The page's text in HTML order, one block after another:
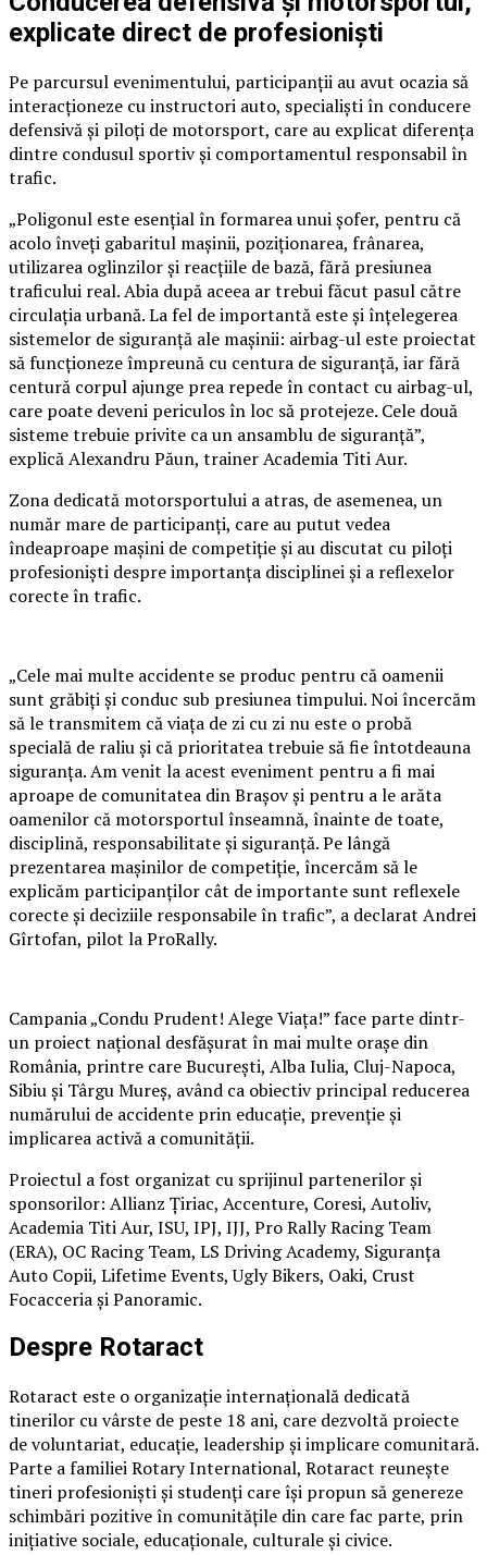
explicate direct de profesioniști
Pe parcursul evenimentului, participanții au avut ocazia să
interacționeze cu instructori auto, specialiști în conducere
defensivă și piloți de motorsport, care au explicat diferența
dintre condusul sportiv și comportamentul responsabil în
trafic.
„Poligonul este esențial în formarea unui șofer, pentru că
acolo înveți gabaritul mașinii, poziționarea, frânarea,
utilizarea oglinzilor și reacțiile de bază, fără presiunea
traficului real. Abia după aceea ar trebui făcut pasul către
circulația urbană. La fel de importantă este și înțelegerea
sistemelor de siguranță ale mașinii: airbag-ul este proiectat
să funcționeze împreună cu centura de siguranță, iar fără
centură corpul ajunge prea repede în contact cu airbag-ul,
care poate deveni periculos în loc să protejeze. Cele două
sisteme trebuie privite ca un ansamblu de siguranță”,
explică Alexandru Păun, trainer Academia Titi Aur.
Zona dedicată motorsportului a atras, de asemenea, un
număr mare de participanți, care au putut vedea
îndeaproape mașini de competiție și au discutat cu piloți
profesioniști despre importanța disciplinei și a reflexelor
corecte în trafic.
„Cele mai multe accidente se produc pentru că oamenii
sunt grăbiți și conduc sub presiunea timpului. Noi încercăm
să le transmitem că viața de zi cu zi nu este o probă
specială de raliu și că prioritatea trebuie să fie întotdeauna
siguranța. Am venit la acest eveniment pentru a fi mai
aproape de comunitatea din Brașov și pentru a le arăta
oamenilor că motorsportul înseamnă, înainte de toate,
disciplină, responsabilitate și siguranță. Pe lângă
prezentarea mașinilor de competiție, încercăm să le
explicăm participanților cât de importante sunt reflexele
corecte și deciziile responsabile în trafic”, a declarat Andrei
Gîrtofan, pilot la ProRally.
Campania „Condu Prudent! Alege Viața!” face parte dintr-
un proiect național desfășurat în mai multe orașe din
România, printre care București, Alba Iulia, Cluj-Napoca,
Sibiu și Târgu Mureș, având ca obiectiv principal reducerea
numărului de accidente prin educație, prevenție și
implicarea activă a comunității.
Proiectul a fost organizat cu sprijinul partenerilor și
sponsorilor: Allianz Țiriac, Accenture, Coresi, Autoliv,
Academia Titi Aur, ISU, IPJ, IJJ, Pro Rally Racing Team
(ERA), OC Racing Team, LS Driving Academy, Siguranța
Auto Copii, Lifetime Events, Ugly Bikers, Oaki, Crust
Focacceria și Panoramic.
Despre Rotaract
Rotaract este o organizație internațională dedicată
tinerilor cu vârste de peste 18 ani, care dezvoltă proiecte
de voluntariat, educație, leadership și implicare comunitară.
Parte a familiei Rotary International, Rotaract reunește
tineri profesioniști și studenți care își propun să genereze
schimbări pozitive în comunitățile din care fac parte, prin
inițiative sociale, educaționale, culturale și civice.